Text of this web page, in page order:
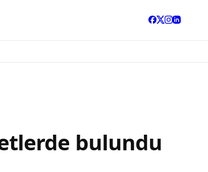
bulundu